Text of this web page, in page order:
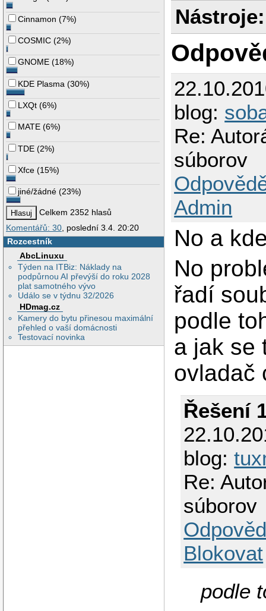
Cinnamon (7%)
COSMIC (2%)
GNOME (18%)
KDE Plasma (30%)
LXQt (6%)
MATE (6%)
TDE (2%)
Xfce (15%)
jiné/žádné (23%)
Celkem 2352 hlasů
Komentářů: 30 , poslední 3.4. 20:20
Rozcestník
AbcLinuxu
Týden na ITBiz: Náklady na
podpůrnou AI převýší do roku 2028
plat samotného vývo
Událo se v týdnu 32/2026
HDmag.cz
Kamery do bytu přinesou maximální
přehled o vaší domácnosti
Testovací novinka
Nástroje:
blog:
Re:
súborov
Admin
No a
No
řadí
podle
a jak se
ovladač
Řešení
blog:
Re:
súborov
Blokovat
podle